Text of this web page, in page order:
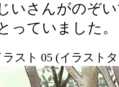
いさんがのぞい
っていました。
ラスト 05 (イラスト